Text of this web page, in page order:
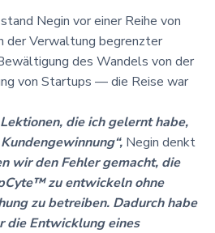
Negin vor einer Reihe von
der Verwaltung begrenzter
des Wandels von der
von Startups — die Reise war
die ich gelernt habe,
Negin denkt
wir den Fehler gemacht, die
zu entwickeln ohne
zu betreiben. Dadurch habe
die Entwicklung eines